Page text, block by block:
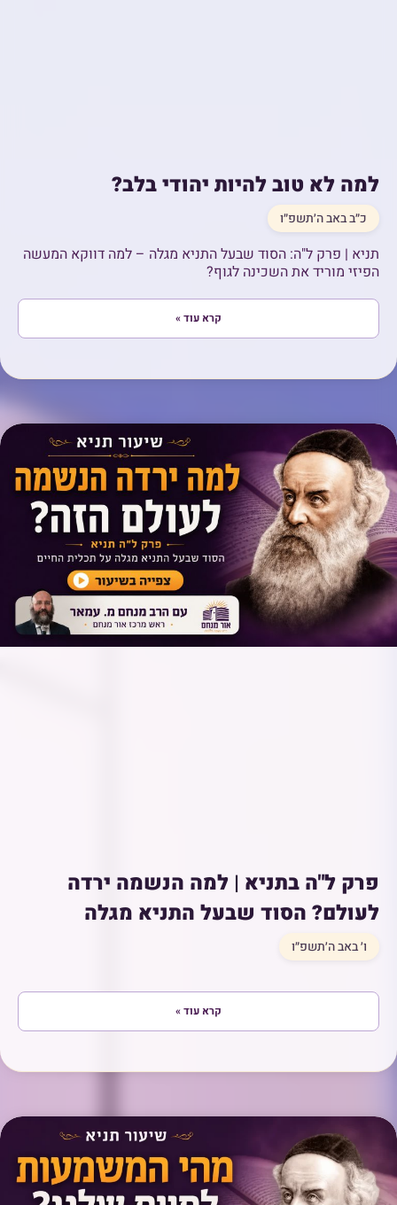
למה לא טוב להיות יהודי בלב?
כ״ב באב ה׳תשפ״ו
תניא | פרק ל"ה: הסוד שבעל התניא מגלה – למה דווקא המעשה
הפיזי מוריד את השכינה לגוף?
קרא עוד »
פרק ל"ה בתניא | למה הנשמה ירדה
לעולם? הסוד שבעל התניא מגלה
ו׳ באב ה׳תשפ״ו
קרא עוד »